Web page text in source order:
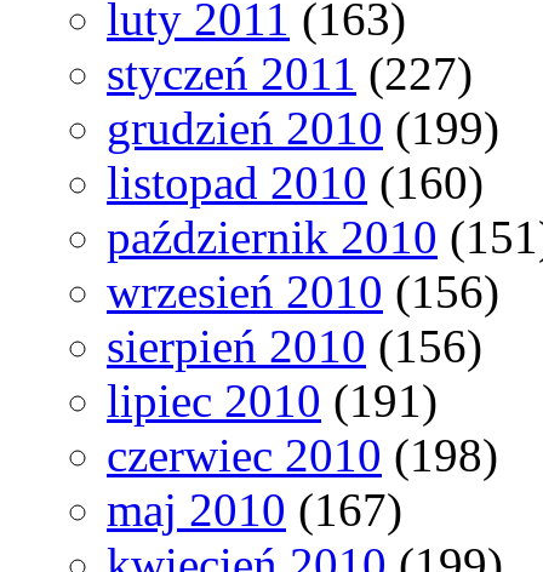
luty 2011 (163)
styczeń 2011 (227)
grudzień 2010 (199)
listopad 2010 (160)
październik 2010
wrzesień 2010 (156)
sierpień 2010 (156)
lipiec 2010 (191)
czerwiec 2010 (198)
maj 2010 (167)